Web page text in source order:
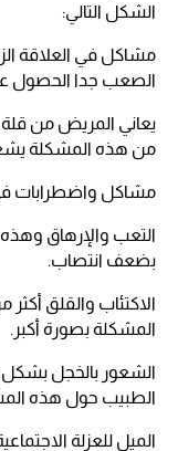
الشكل التالي:
مشاكل في العلاقة
الصعب جدا الحصول على
يعاني المريض من قلة
من هذه المشكلة
مشاكل واضطرابات
التعب والإرهاق
بضعف انتصاب.
الاكتئاب والقلق
المشكلة بصورة أكبر.
الشعور بالخجل
الطبيب حول هذه
الميل للعزلة